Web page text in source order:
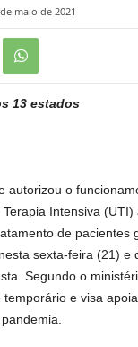
maio de 2021
13 estados
autorizou o
Intensiva
de pacientes
sexta-feira (21) e
Segundo o
e visa